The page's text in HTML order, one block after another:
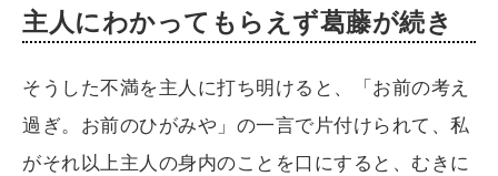
主人にわかってもらえず葛藤が続き
そうした不満を主人に打ち明けると、「お前の考え
過ぎ。お前のひがみや」の一言で片付けられて、私
がそれ以上主人の身内のことを口にすると、むきに